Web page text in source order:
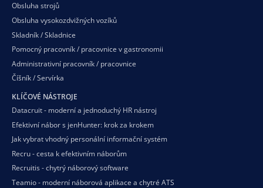
Obsluha strojů
Obsluha vysokozdvižných vozíků
Skladník / Skladnice
Pomocný pracovník / pracovnice v gastronomii
Administrativní pracovník / pracovnice
Číšník / Servírka
KLÍČOVÉ NÁSTROJE
Datacruit - moderní a jednoduchý HR nástroj
Efektivní nábor s jenHunter: krok za krokem
Jak vybrat vhodný personální informační systém
Recru - cesta k efektivním náborům
Recruitis - chytrý náborový software
Teamio - moderní náborová aplikace a chytré ATS